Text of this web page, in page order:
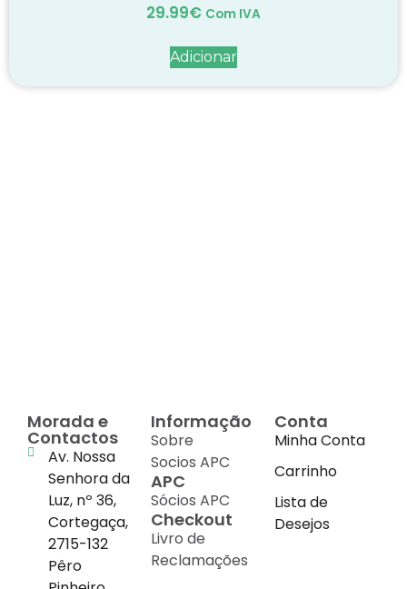
29.99€ Com IVA
Adicionar
Morada e
Contactos
Av. Nossa
Senhora da
Luz, nº 36,
Cortegaça,
2715-132
Pêro
Informação
Sobre
Socios APC
APC
Sócios APC
Checkout
Livro de
Reclamações
Conta
Minha Conta
Carrinho
Lista de
Desejos